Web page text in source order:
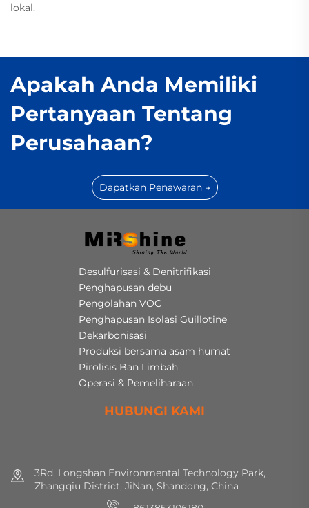
lokal.
Apakah Anda Memiliki
Pertanyaan Tentang
Perusahaan?
Dapatkan Penawaran →
Desulfurisasi & Denitrifikasi
Penghapusan debu
Pengolahan VOC
Penghapusan Isolasi Guillotine
Dekarbonisasi
Produksi bersama asam humat
Pirolisis Ban Limbah
Operasi & Pemeliharaan
HUBUNGI KAMI
3Rd. Longshan Environmental Technology Park,
Zhangqiu District, JiNan, Shandong, China